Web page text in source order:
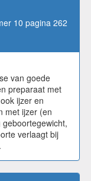
10 pagina 262
van goede
preparaat met
ijzer en
met ijzer (en
verlaagt bij